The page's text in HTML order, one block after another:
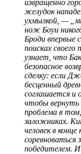
извращенно
желудок
ухмылкой, —
нож Боуи
Броди впервые
поисках
узнает, что
безопасное
сделку: если
бесценный
соглашается и
чтобы
проблема в
заложниках.
человек в
соревноваться
победителем.